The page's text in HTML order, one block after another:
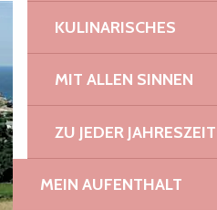
KULINARISCHES
MIT ALLEN SINNEN
ZU JEDER JAHRESZEIT
MEIN AUFENTHALT